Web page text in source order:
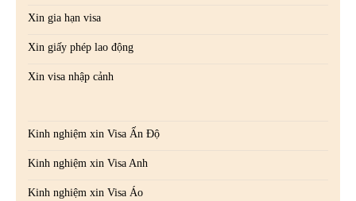
Xin gia hạn visa
Xin giấy phép lao động
Xin visa nhập cảnh
Kinh nghiệm xin Visa Ấn Độ
Kinh nghiệm xin Visa Anh
Kinh nghiệm xin Visa Áo